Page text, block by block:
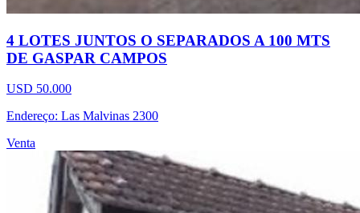
4 LOTES JUNTOS O SEPARADOS A 100 MTS
DE GASPAR CAMPOS
USD 50.000
Endereço: Las Malvinas 2300
Venta